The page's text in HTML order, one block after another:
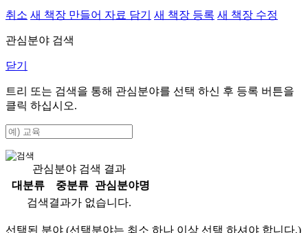
취소 새 책장 만들어 자료 담기 새 책장 등록 새 책장 수정
관심분야 검색
닫기
트리 또는 검색을 통해 관심분야를 선택 하신 후 등록 버튼을
클릭 하십시오.
관심분야 검색 결과
대분류
중분류
관심분야명
검색결과가 없습니다.
선택된 분야 (선택분야는 최소 하나 이상 선택 하셔야 합니다.)